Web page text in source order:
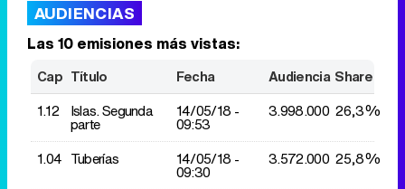
AUDIENCIAS
Las 10 emisiones más vistas:
Cap Título Fecha Audiencia Share
1.12
Islas. Segunda
parte
14/05/18 -
09:53
3.998.000 26,3%
1.04 Tuberías 14/05/18 -
09:30
3.572.000 25,8%